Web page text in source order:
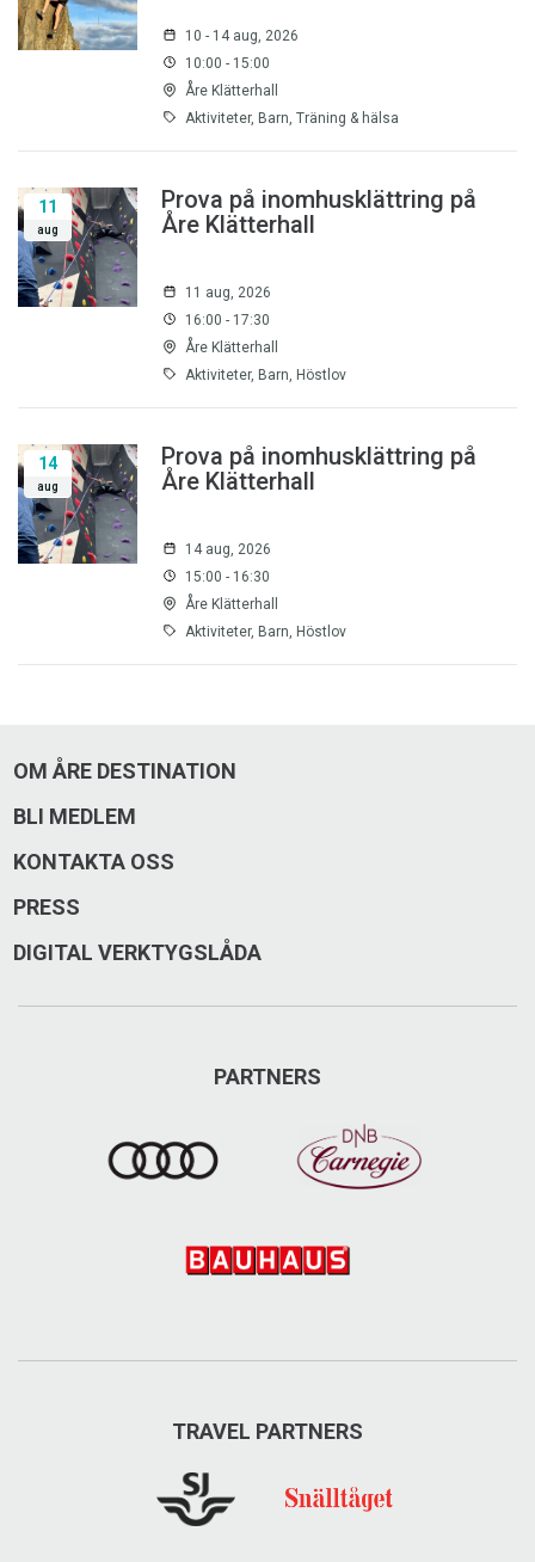
10 - 14 aug, 2026
10:00 - 15:00
Åre Klätterhall
Aktiviteter, Barn, Träning & hälsa
11
aug
Prova på inomhusklättring på
Åre Klätterhall
11 aug, 2026
16:00 - 17:30
Åre Klätterhall
Aktiviteter, Barn, Höstlov
14
aug
Prova på inomhusklättring på
Åre Klätterhall
14 aug, 2026
15:00 - 16:30
Åre Klätterhall
Aktiviteter, Barn, Höstlov
OM ÅRE DESTINATION
BLI MEDLEM
KONTAKTA OSS
PRESS
DIGITAL VERKTYGSLÅDA
PARTNERS
TRAVEL PARTNERS